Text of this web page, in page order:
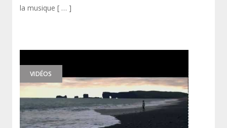
la musique [ … ]
VIDÉOS